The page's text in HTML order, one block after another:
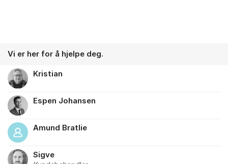
Vi er her for å hjelpe deg.
Kristian
Espen Johansen
Amund Bratlie
Sigve